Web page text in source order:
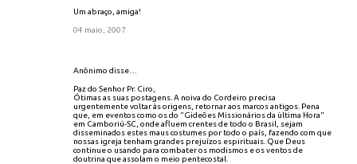
Um abraço, amiga!
04 maio, 2007
Anônimo disse…
Paz do Senhor Pr. Ciro,
Ótimas as suas postagens. A noiva do Cordeiro precisa
urgentemente voltar às origens, retornar aos marcos antigos. Pena
que, em eventos como os do "Gideões Missionários da ùltima Hora"
em Camboriú-SC, onde afluem crentes de todo o Brasil, sejam
disseminados estes maus costumes por todo o país, fazendo com que
nossas igreja tenham grandes prejuízos espirituais. Que Deus
continue o usando para combater os modismos e os ventos de
doutrina que assolam o meio pentecostal.